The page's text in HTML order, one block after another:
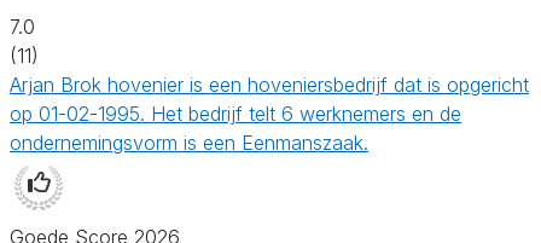
7.0
(11)
Arjan Brok hovenier is een hoveniersbedrijf dat is opgericht
op 01-02-1995. Het bedrijf telt 6 werknemers en de
ondernemingsvorm is een Eenmanszaak.
Goede Score 2026